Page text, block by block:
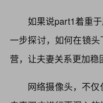
如果说part1着重
一步探讨，如何在镜
营，让夫妻关系更加稳
网络摄像头，不